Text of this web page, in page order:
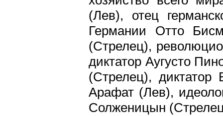
(Лев), отец
Германии Отто
(Стрелец),
диктатор Аугусто
(Стрелец),
Арафат (Лев),
Солженицын